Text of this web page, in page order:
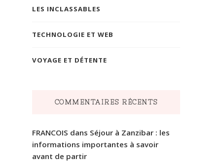
LES INCLASSABLES
TECHNOLOGIE ET WEB
VOYAGE ET DÉTENTE
COMMENTAIRES RÉCENTS
FRANCOIS dans Séjour à Zanzibar : les
informations importantes à savoir
avant de partir